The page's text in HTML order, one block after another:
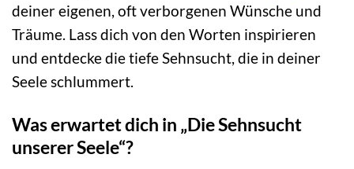
deiner eigenen, oft verborgenen Wünsche und
Träume. Lass dich von den Worten inspirieren
und entdecke die tiefe Sehnsucht, die in deiner
Seele schlummert.
Was erwartet dich in „Die Sehnsucht
unserer Seele“?